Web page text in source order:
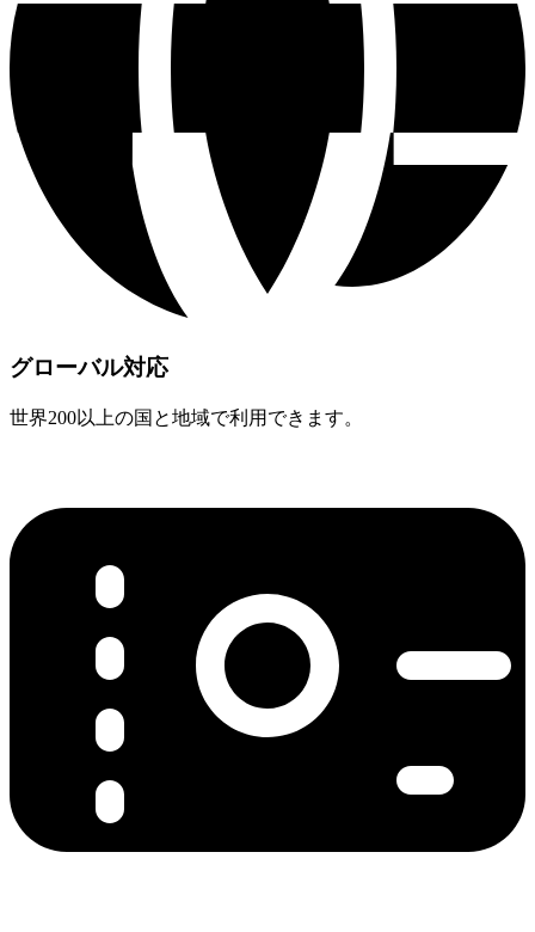
グローバル対応
世界200以上の国と地域で利用できます。